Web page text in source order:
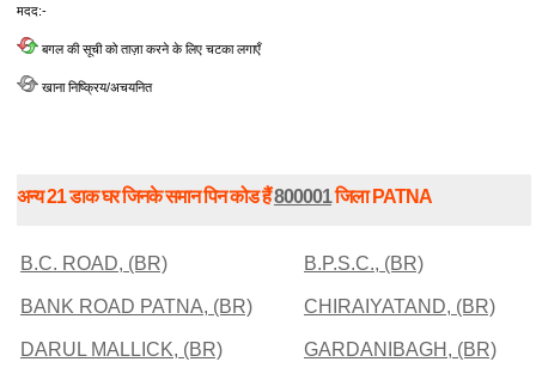
मदद:-
बगल की सूची को ताज़ा करने के लिए चटका लगाएँ
खाना निष्क्रिय/अचयनित
अन्य 21 डाक घर जिनके समान पिन कोड हैं800001जिला PATNA
B.C. ROAD, (BR) B.P.S.C., (BR)
BANK ROAD PATNA, (BR) CHIRAIYATAND, (BR)
DARUL MALLICK, (BR) GARDANIBAGH, (BR)